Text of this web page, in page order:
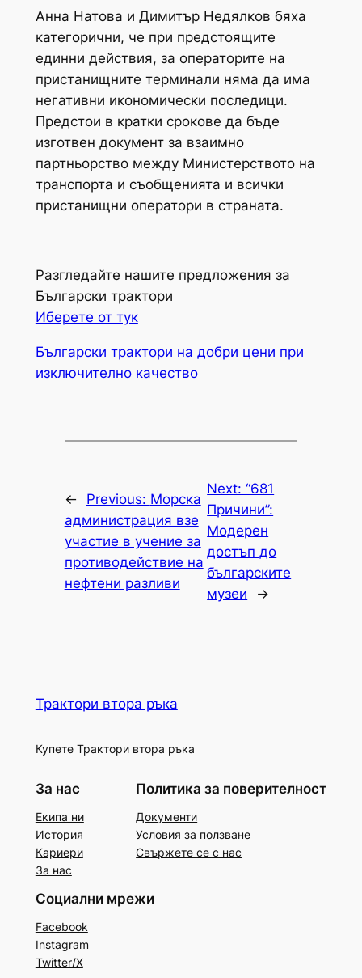
Анна Натова и Димитър Недялков бяха
категорични, че при предстоящите
единни действия, за операторите на
пристанищните терминали няма да има
негативни икономически последици.
Предстои в кратки срокове да бъде
изготвен документ за взаимно
партньорство между Министерството на
транспорта и съобщенията и всички
пристанищни оператори в страната.
Разгледайте нашите предложения за
Български трактори
Иберете от тук
Български трактори на добри цени при
изключително качество
← Previous: Морска
администрация взе
участие в учение за
противодействие на
нефтени разливи
Next:“681
Причини”:
Модерен
достъп до
българските
музеи
→
Трактори втора ръка
Купете Трактори втора ръка
За нас
Екипа ни
История
Кариери
За нас
Политика за поверителност
Документи
Условия за ползване
Свържете се с нас
Социални мрежи
Facebook
Instagram
Twitter/X